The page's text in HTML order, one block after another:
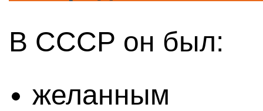
В СССР он был:
желанным